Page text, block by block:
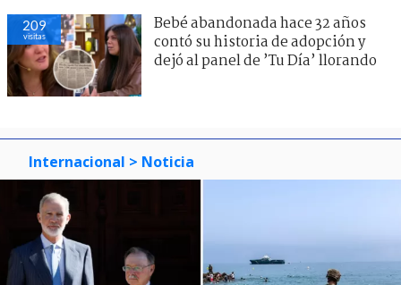
209
visitas
Bebé abandonada hace 32 años
contó su historia de adopción y
dejó al panel de ’Tu Día’ llorando
Internacional > Noticia